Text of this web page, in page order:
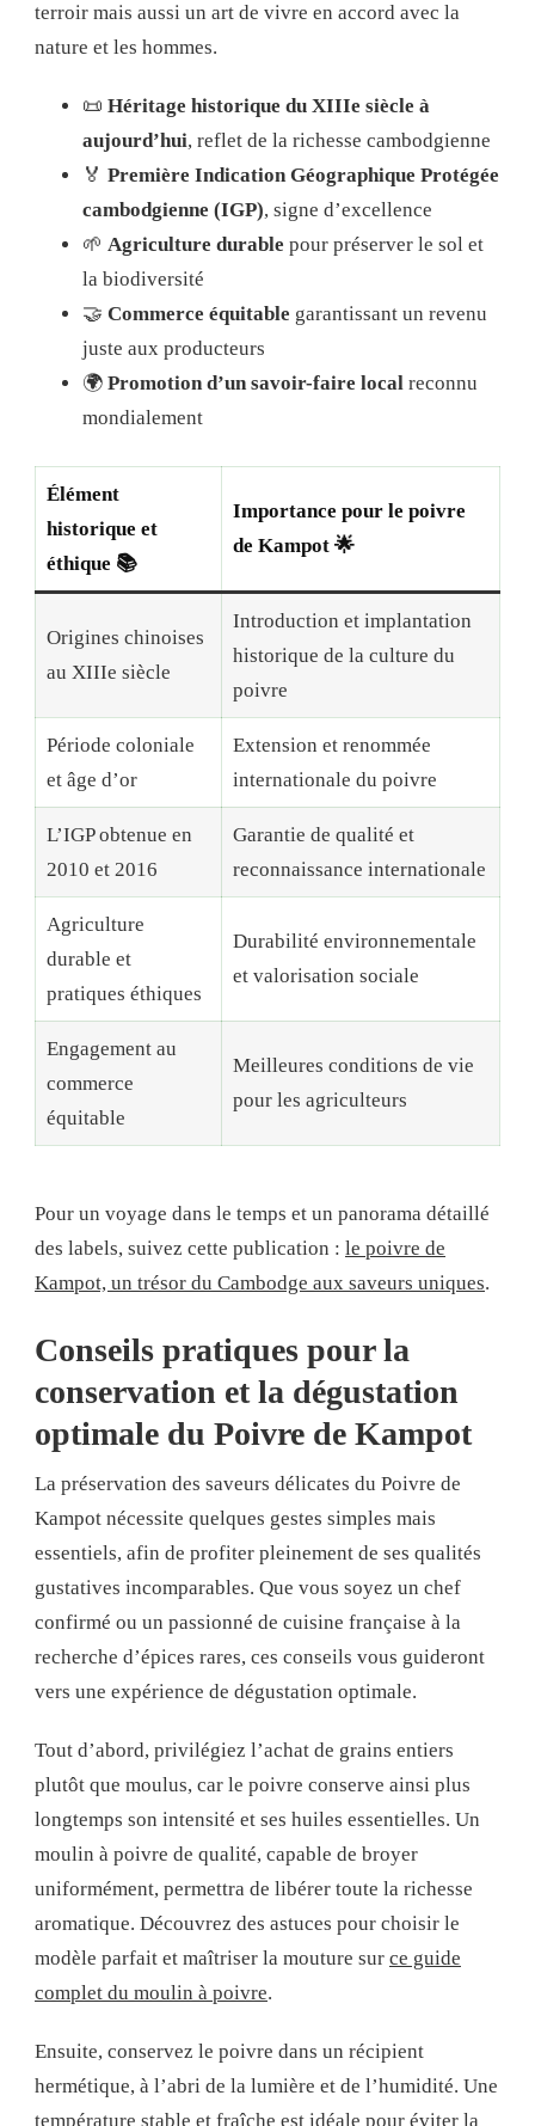
terroir mais aussi un art de vivre en accord avec la
nature et les hommes.
📜 Héritage historique du XIIIe siècle à
aujourd’hui, reflet de la richesse cambodgienne
🏅 Première Indication Géographique Protégée
cambodgienne (IGP), signe d’excellence
🌱 Agriculture durable pour préserver le sol et
la biodiversité
🤝 Commerce équitable garantissant un revenu
juste aux producteurs
🌍 Promotion d’un savoir-faire local reconnu
mondialement
Élément
historique et
éthique 📚
Importance pour le poivre
de Kampot 🌟
Origines chinoises
au XIIIe siècle
Introduction et implantation
historique de la culture du
poivre
Période coloniale
et âge d’or
Extension et renommée
internationale du poivre
L’IGP obtenue en
2010 et 2016
Garantie de qualité et
reconnaissance internationale
Agriculture
durable et
pratiques éthiques
Durabilité environnementale
et valorisation sociale
Engagement au
commerce
équitable
Meilleures conditions de vie
pour les agriculteurs
Pour un voyage dans le temps et un panorama détaillé
des labels, suivez cette publication : le poivre de
Kampot, un trésor du Cambodge aux saveurs uniques.
Conseils pratiques pour la
conservation et la dégustation
optimale du Poivre de Kampot
La préservation des saveurs délicates du Poivre de
Kampot nécessite quelques gestes simples mais
essentiels, afin de profiter pleinement de ses qualités
gustatives incomparables. Que vous soyez un chef
confirmé ou un passionné de cuisine française à la
recherche d’épices rares, ces conseils vous guideront
vers une expérience de dégustation optimale.
Tout d’abord, privilégiez l’achat de grains entiers
plutôt que moulus, car le poivre conserve ainsi plus
longtemps son intensité et ses huiles essentielles. Un
moulin à poivre de qualité, capable de broyer
uniformément, permettra de libérer toute la richesse
aromatique. Découvrez des astuces pour choisir le
modèle parfait et maîtriser la mouture sur ce guide
complet du moulin à poivre.
Ensuite, conservez le poivre dans un récipient
hermétique, à l’abri de la lumière et de l’humidité. Une
température stable et fraîche est idéale pour éviter la